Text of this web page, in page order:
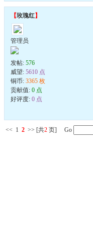
【玫瑰红】
管理员
发帖: 576
威望: 5610 点
铜币: 3365 枚
贡献值: 0 点
好评度: 0 点
<< 1 2 >> [共2 页] Go